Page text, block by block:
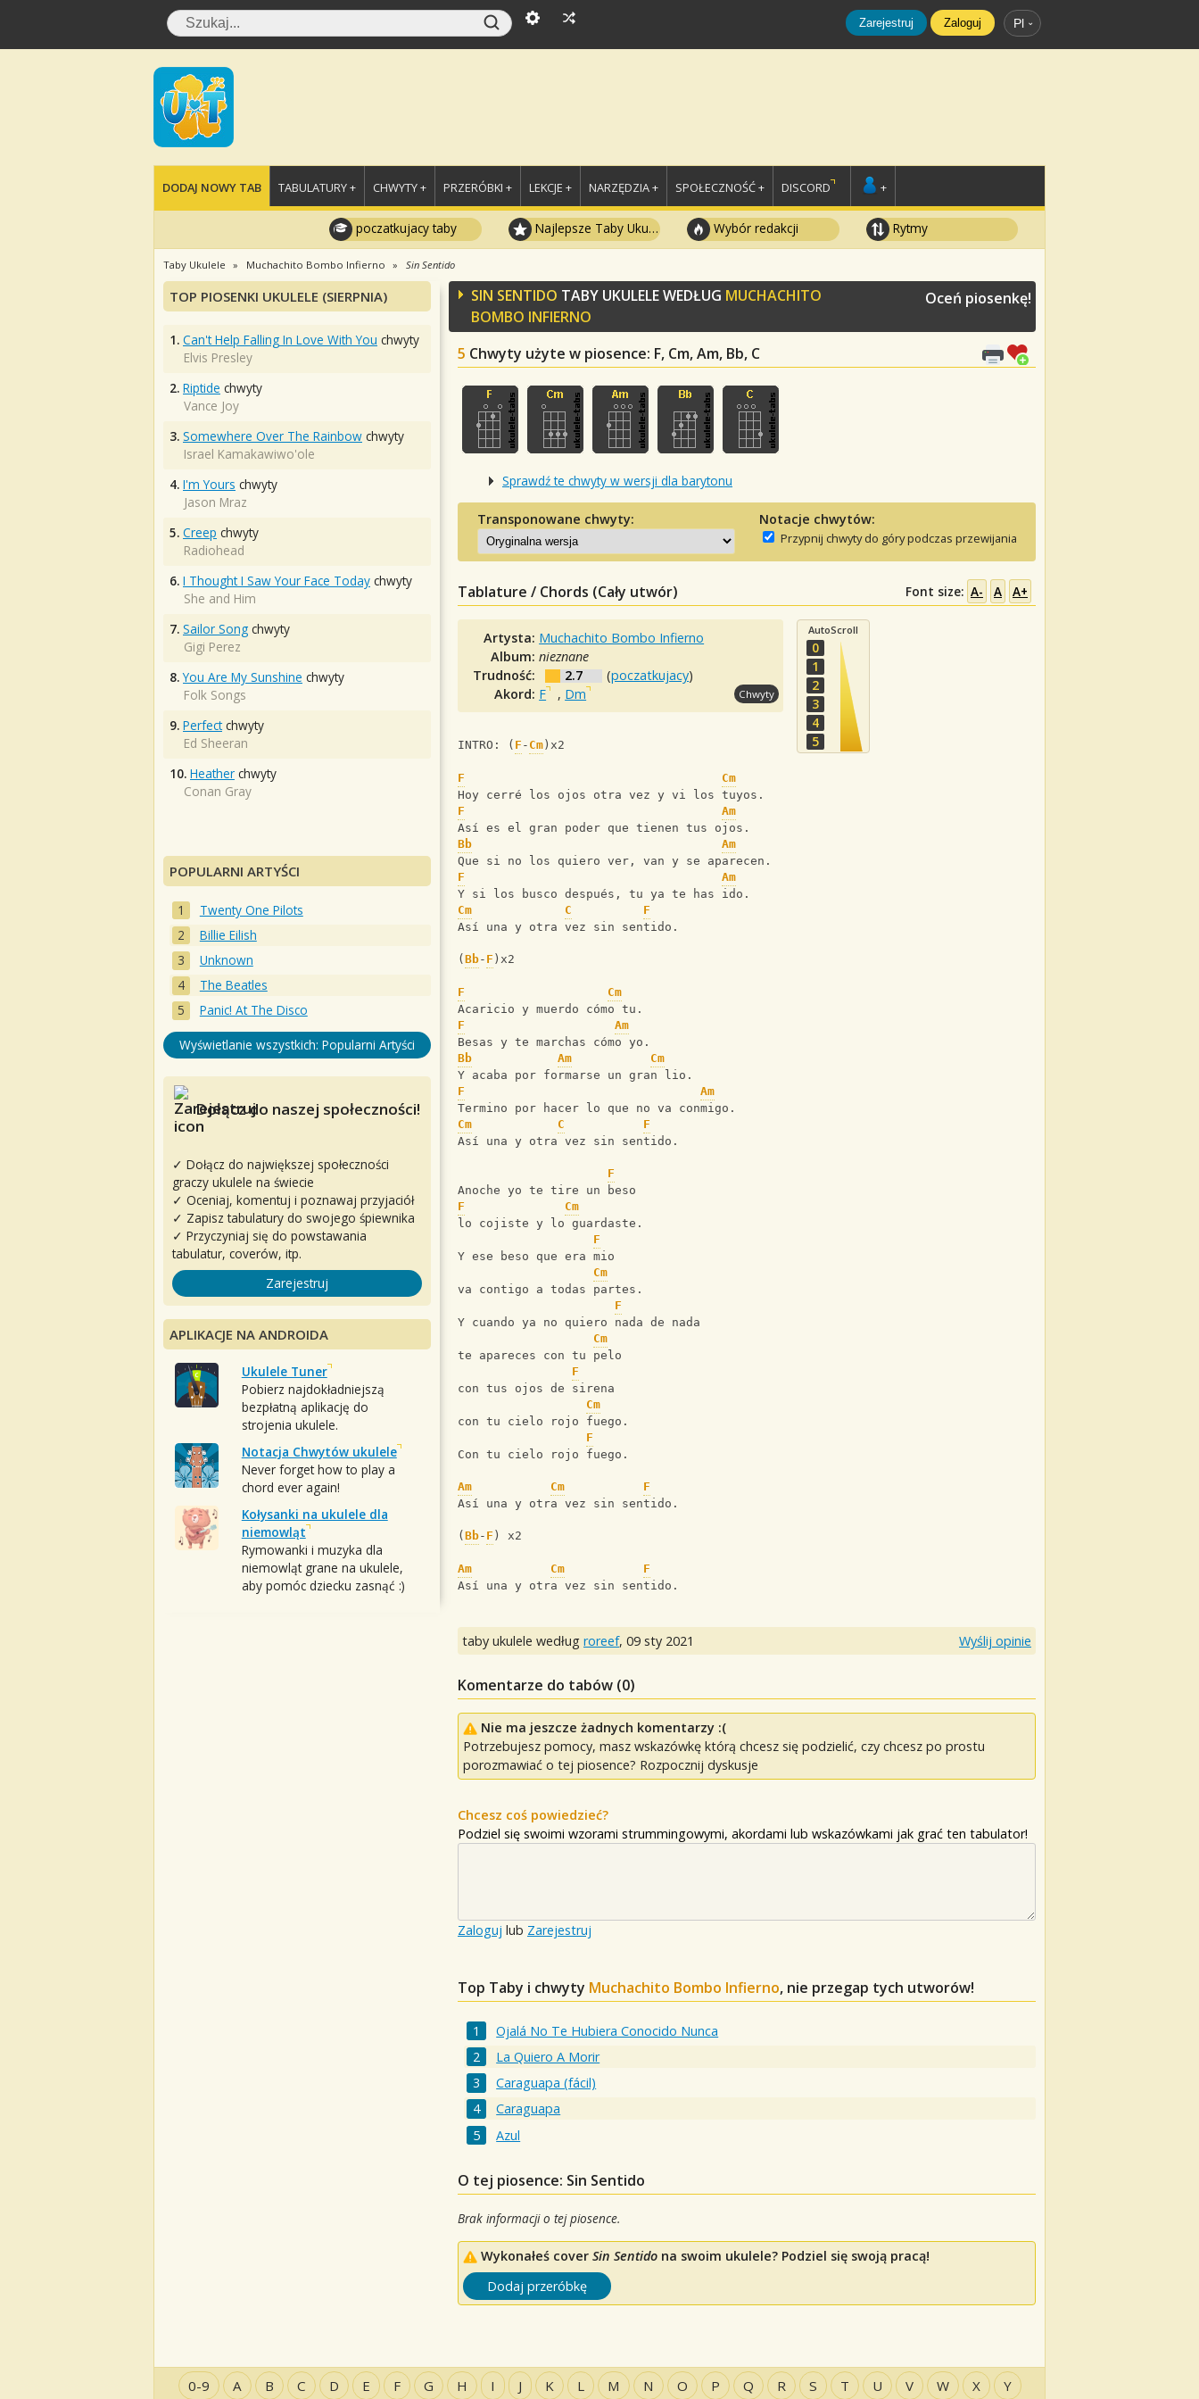
Zarejestruj Zaloguj Pl
DODAJ NOWY TAB TABULATURY + CHWYTY + PRZERÓBKI + LEKCJE + NARZĘDZIA + SPOŁECZNOŚĆ + DISCORD +
poczatkujacy taby Najlepsze Taby Ukulele Wybór redakcji Rytmy
Taby Ukulele Muchachito Bombo Infierno Sin Sentido
SIN SENTIDO TABY UKULELE WEDŁUG MUCHACHITO
BOMBO INFIERNO
5 Chwyty użyte w piosence: F, Cm, Am, Bb, C
Oceń piosenkę!
Sprawdź te chwyty w wersji dla barytonu
Transponowane chwyty: Notacje chwytów:
Przypnij chwyty do góry podczas przewijania
Tablature / Chords (Cały utwór) Font size: A- A A+
Artysta: Muchachito Bombo Infierno
Album:nieznane
Trudność:
2.7 (poczatkujacy)
Akord: F , Dm Chwyty
AutoScroll
0
1
2
3
4
5
INTRO: ( F - Cm )x2
F
Cm
Hoy cerré los ojos otra vez y vi los tuyos.
F
Am
Así es el gran poder que tienen tus ojos.
Bb
Am
Que si no los quiero ver, van y se aparecen.
F
Am
Y si los busco después, tu ya te has ido.
Cm
C
F
Así una y otra vez sin sentido.
( Bb- F )x2
F
Cm
Acaricio y muerdo cómo tu.
F
Am
Besas y te marchas cómo yo.
Bb
Am
Cm
Y acaba por formarse un gran lio.
F
Am
Termino por hacer lo que no va conmigo.
Cm
C
F
Así una y otra vez sin sentido.
F
Anoche yo te tire un beso
F
Cm
lo cojiste y lo guardaste.
F
Y ese beso que era mio
Cm
va contigo a todas partes.
F
Y cuando ya no quiero nada de nada
Cm
te apareces con tu pelo
F
con tus ojos de sirena
Cm
con tu cielo rojo fuego.
F
Con tu cielo rojo fuego.
Am Cm
F
Así una y otra vez sin sentido.
( Bb- F ) x2
Am Cm
F
Así una y otra vez sin sentido.
taby ukulele według roreef, 09 sty 2021 Wyślij opinie
Komentarze do tabów (0)
Nie ma jeszcze żadnych komentarzy :(
Potrzebujesz pomocy, masz wskazówkę którą chcesz się podzielić, czy chcesz po prostu
porozmawiać o tej piosence? Rozpocznij dyskusje
Chcesz coś powiedzieć?
Podziel się swoimi wzorami strummingowymi, akordami lub wskazówkami jak grać ten tabulator!
Zaloguj lub Zarejestruj
Top Taby i chwyty Muchachito Bombo Infierno, nie przegap tych utworów!
Ojalá No Te Hubiera Conocido Nunca
La Quiero A Morir
Caraguapa (fácil)
Caraguapa
Azul
O tej piosence: Sin Sentido
Brak informacji o tej piosence.
Wykonałeś cover Sin Sentido na swoim ukulele? Podziel się swoją pracą!
Dodaj przeróbkę
TOP PIOSENKI UKULELE (SIERPNIA)
1. Can't Help Falling In Love With You chwyty
Elvis Presley
2. Riptide chwyty
Vance Joy
3. Somewhere Over The Rainbow chwyty
Israel Kamakawiwo'ole
4. I'm Yours chwyty
Jason Mraz
5. Creep chwyty
Radiohead
6. I Thought I Saw Your Face Today chwyty
She and Him
7. Sailor Song chwyty
Gigi Perez
8. You Are My Sunshine chwyty
Folk Songs
9. Perfectchwyty
Ed Sheeran
10. Heather chwyty
Conan Gray
POPULARNI ARTYŚCI
Twenty One Pilots
Billie Eilish
Unknown
The Beatles
Panic! At The Disco
Wyświetlanie wszystkich: Popularni Artyści
Dołącz do naszej społeczności!
✓ Dołącz do największej społeczności
graczy ukulele na świecie
✓ Oceniaj, komentuj i poznawaj przyjaciół
✓ Zapisz tabulatury do swojego śpiewnika
✓ Przyczyniaj się do powstawania
tabulatur, coverów, itp.
Zarejestruj
APLIKACJE NA ANDROIDA
Ukulele Tuner
Pobierz najdokładniejszą
bezpłatną aplikację do
strojenia ukulele.
Notacja Chwytów ukulele
Never forget how to play a
chord ever again!
Kołysanki na ukulele dla
niemowląt
Rymowanki i muzyka dla
niemowląt grane na ukulele,
aby pomóc dziecku zasnąć :)
0-9 A B C D E F G H I J K L M N O P Q R S T U V W X Y